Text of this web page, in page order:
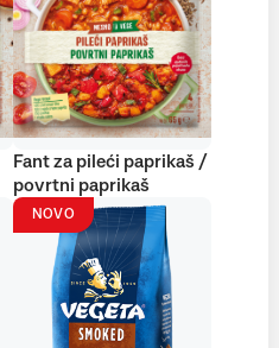
Fant za pileći paprikaš /
povrtni paprikaš
NOVO